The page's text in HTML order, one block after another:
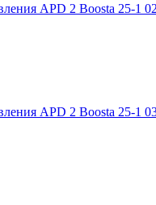
APD 2 Boosta 25-1
APD 2 Boosta 25-1